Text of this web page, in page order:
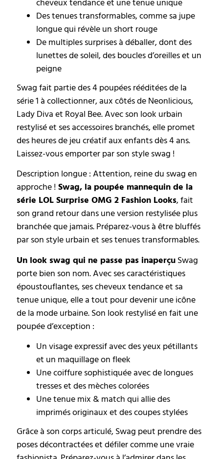
cheveux tendance et une tenue unique
Des tenues transformables, comme sa jupe
longue qui révèle un short rouge
De multiples surprises à déballer, dont des
lunettes de soleil, des boucles d’oreilles et un
peigne
Swag fait partie des 4 poupées rééditées de la
série 1 à collectionner, aux côtés de Neonlicious,
Lady Diva et Royal Bee. Avec son look urbain
restylisé et ses accessoires branchés, elle promet
des heures de jeu créatif aux enfants dès 4 ans.
Laissez-vous emporter par son style swag !
Description longue : Attention, reine du swag en
approche ! Swag, la poupée mannequin de la
série LOL Surprise OMG 2 Fashion Looks, fait
son grand retour dans une version restylisée plus
branchée que jamais. Préparez-vous à être bluffés
par son style urbain et ses tenues transformables.
Un look swag qui ne passe pas inaperçu Swag
porte bien son nom. Avec ses caractéristiques
époustouflantes, ses cheveux tendance et sa
tenue unique, elle a tout pour devenir une icône
de la mode urbaine. Son look restylisé en fait une
poupée d’exception :
Un visage expressif avec des yeux pétillants
et un maquillage on fleek
Une coiffure sophistiquée avec de longues
tresses et des mèches colorées
Une tenue mix & match qui allie des
imprimés originaux et des coupes stylées
Grâce à son corps articulé, Swag peut prendre des
poses décontractées et défiler comme une vraie